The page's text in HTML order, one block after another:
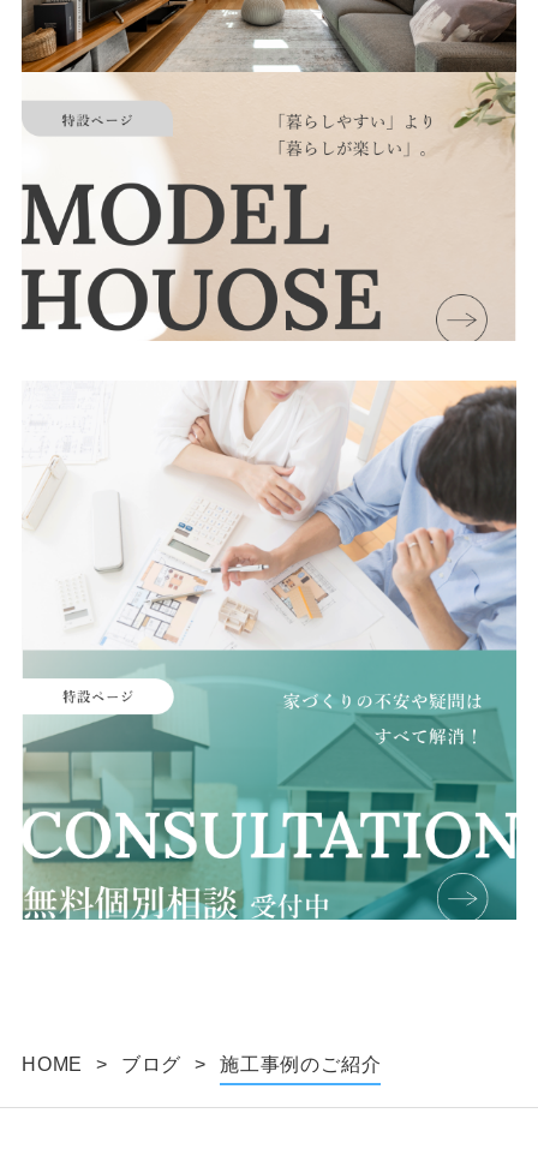
HOME > ブログ > 施工事例のご紹介